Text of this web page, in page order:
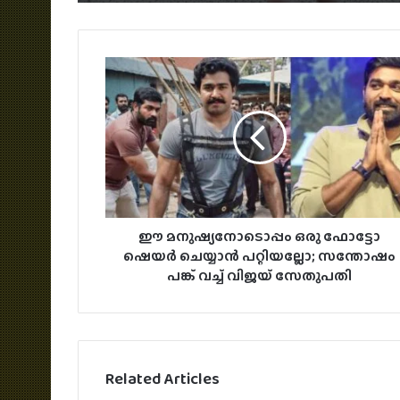
ഈ മനുഷ്യനോടൊപ്പം ഒരു ഫോട്ടോ
ഷെയര്‍ ചെയ്യാന്‍ പറ്റിയല്ലോ; സന്തോഷം
പങ്ക് വച്ച് വിജയ് സേതുപതി
Related Articles